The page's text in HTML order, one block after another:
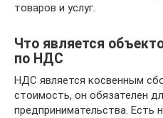
товаров и услуг.
Что является
по НДС
НДС является косвенным
стоимость, он обязателен
предпринимательства. Есть